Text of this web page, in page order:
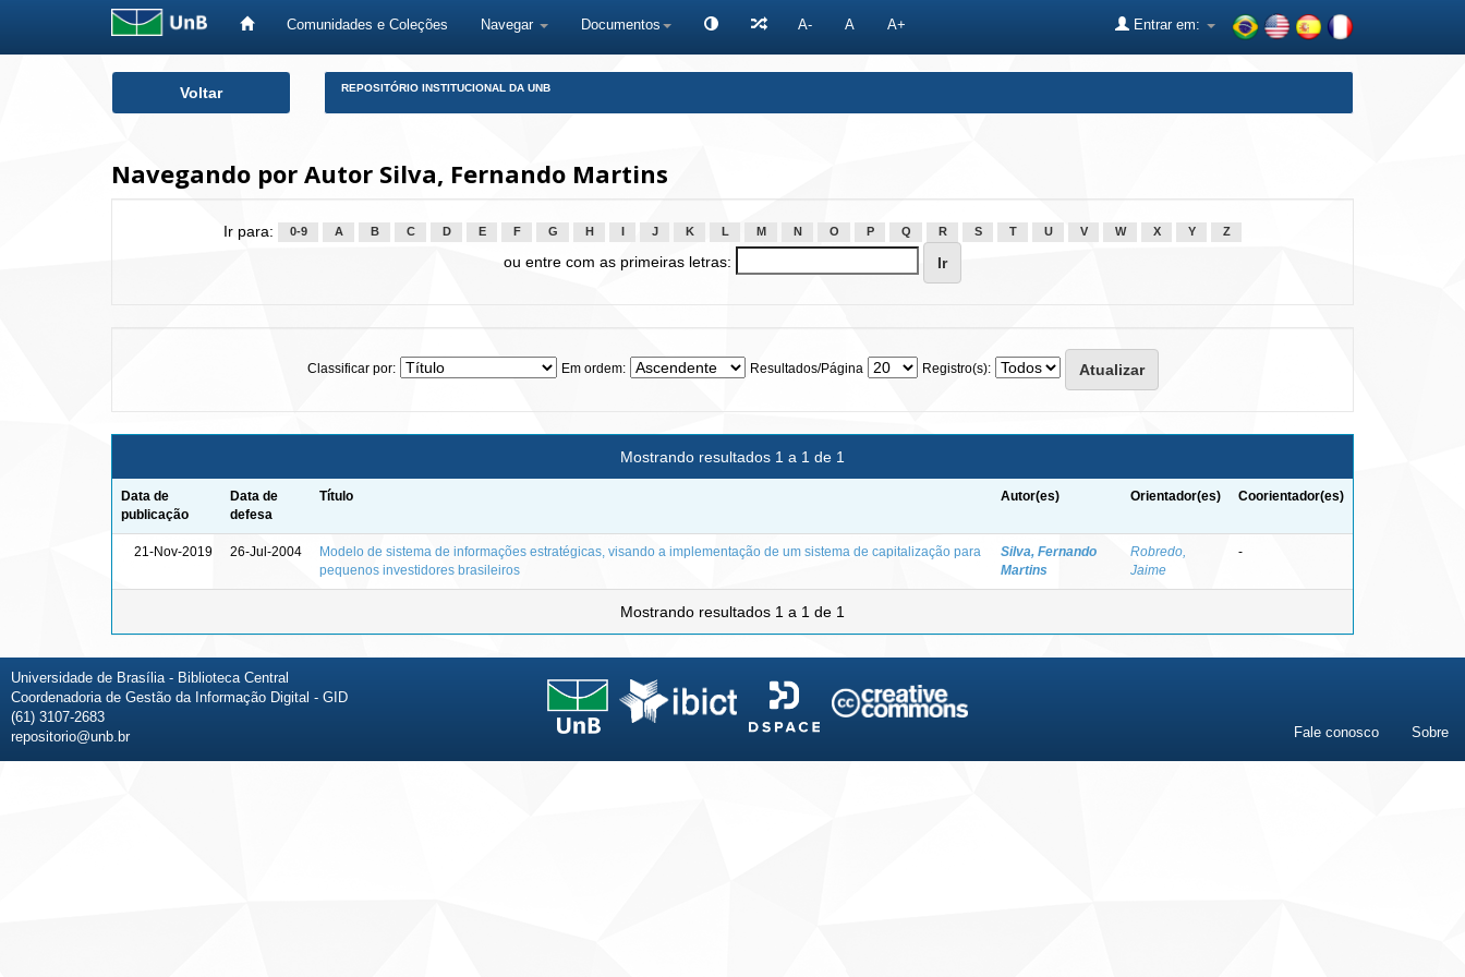
Comunidades e Coleções Navegar Documentos A- A A+ Entrar em:
Voltar REPOSITÓRIO INSTITUCIONAL DA UNB
Navegando por Autor Silva, Fernando Martins
Ir para: 0-9 A B C D E F G H J K L M N O P Q R S T U V W X Y Z
ou entre com as primeiras letras:
Classificar por: Em ordem: Resultados/Página Registro(s):
Mostrando resultados 1 a 1 de 1
Data de
publicação
Data de
defesa
Título Autor(es) Orientador(es) Coorientador(es)
21-Nov-2019 26-Jul-2004
Modelo de sistema de informações estratégicas, visando a implementação de um sistema de capitalização para
pequenos investidores brasileiros
Silva, Fernando
Martins
Robredo,
Jaime
-
Mostrando resultados 1 a 1 de 1
Universidade de Brasília - Biblioteca Central
Coordenadoria de Gestão da Informação Digital - GID
(61) 3107-2683
repositorio@unb.br
Fale conosco Sobre